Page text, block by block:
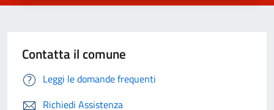
Contatta il comune
Leggi le domande frequenti
Richiedi Assistenza